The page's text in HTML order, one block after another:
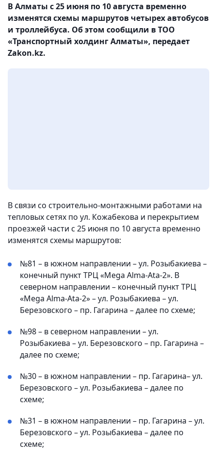
В Алматы с 25 июня по 10 августа временно
изменятся схемы маршрутов четырех автобусов
и троллейбуса. Об этом сообщили в ТОО
«Транспортный холдинг Алматы», передает
Zakon.kz.
В связи со строительно-монтажными работами на
тепловых сетях по ул. Кожабекова и перекрытием
проезжей части с 25 июня по 10 августа временно
изменятся схемы маршрутов:
№81 – в южном направлении – ул. Розыбакиева –
конечный пункт ТРЦ «Mega Alma-Ata-2». В
северном направлении – конечный пункт ТРЦ
«Mega Alma-Ata-2» – ул. Розыбакиева – ул.
Березовского – пр. Гагарина – далее по схеме;
№98 – в северном направлении – ул.
Розыбакиева – ул. Березовского – пр. Гагарина –
далее по схеме;
№30 – в южном направлении – пр. Гагарина– ул.
Березовского – ул. Розыбакиева – далее по
схеме;
№31 – в южном направлении – пр. Гагарина – ул.
Березовского – ул. Розыбакиева – далее по
схеме;